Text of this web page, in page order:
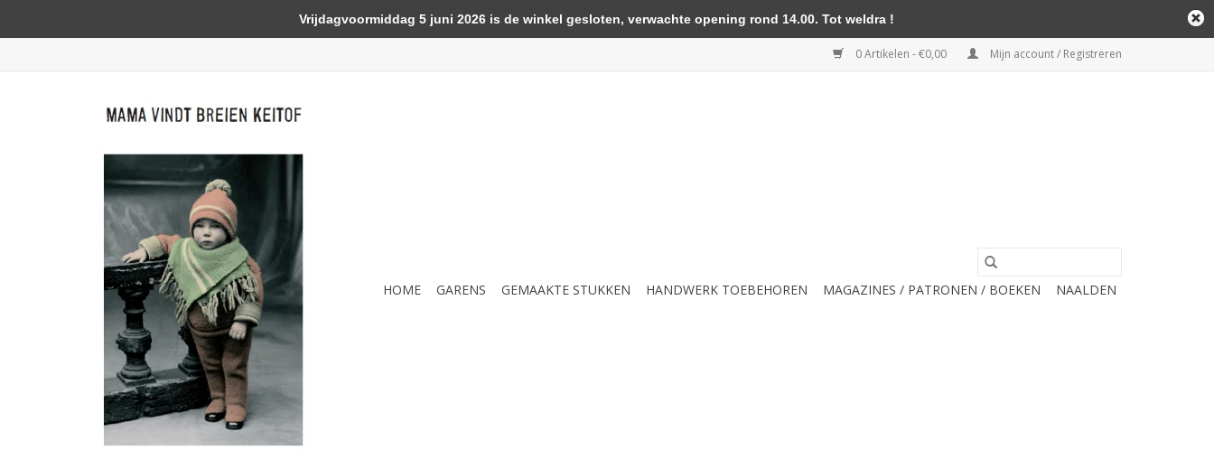
0 Artikelen - €0,00 Mijn account / Registreren
HOME GARENS GEMAAKTE STUKKEN HANDWERK TOEBEHOREN MAGAZINES / PATRONEN / BOEKEN NAALDEN
Vrijdagvoormiddag 5 juni 2026 is de winkel gesloten, verwachte opening rond 14.00. Tot weldra !